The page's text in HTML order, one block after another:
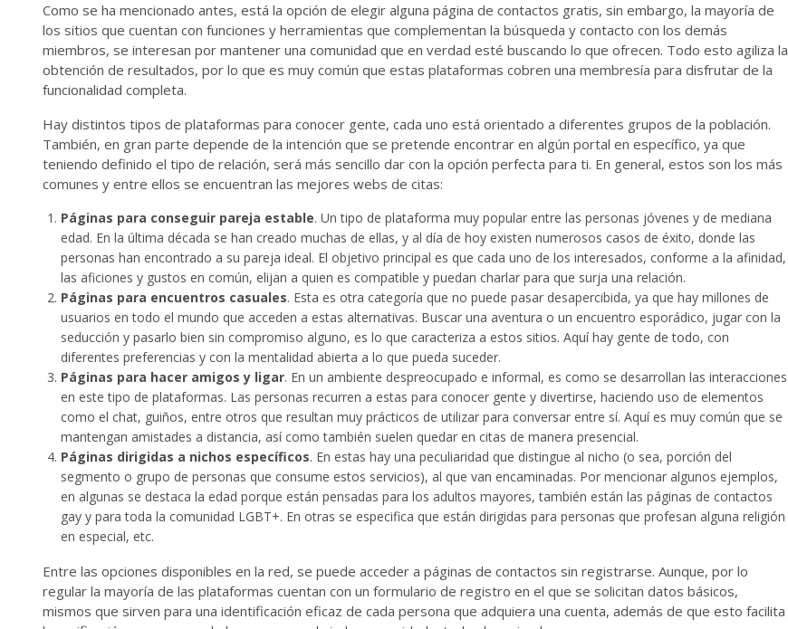
Como se ha mencionado antes, está la opción de elegir alguna página de contactos gratis, sin embargo, la mayoría de
los sitios que cuentan con funciones y herramientas que complementan la búsqueda y contacto con los demás
miembros, se interesan por mantener una comunidad que en verdad esté buscando lo que ofrecen. Todo esto agiliza la
obtención de resultados, por lo que es muy común que estas plataformas cobren una membresía para disfrutar de la
funcionalidad completa.
Hay distintos tipos de plataformas para conocer gente, cada uno está orientado a diferentes grupos de la población.
También, en gran parte depende de la intención que se pretende encontrar en algún portal en específico, ya que
teniendo definido el tipo de relación, será más sencillo dar con la opción perfecta para ti. En general, estos son los más
comunes y entre ellos se encuentran las mejores webs de citas:
Páginas para conseguir pareja estable. Un tipo de plataforma muy popular entre las personas jóvenes y de mediana
edad. En la última década se han creado muchas de ellas, y al día de hoy existen numerosos casos de éxito, donde las
personas han encontrado a su pareja ideal. El objetivo principal es que cada uno de los interesados, conforme a la afinidad,
las aficiones y gustos en común, elijan a quien es compatible y puedan charlar para que surja una relación.
Páginas para encuentros casuales. Esta es otra categoría que no puede pasar desapercibida, ya que hay millones de
usuarios en todo el mundo que acceden a estas alternativas. Buscar una aventura o un encuentro esporádico, jugar con la
seducción y pasarlo bien sin compromiso alguno, es lo que caracteriza a estos sitios. Aquí hay gente de todo, con
diferentes preferencias y con la mentalidad abierta a lo que pueda suceder.
Páginas para hacer amigos y ligar. En un ambiente despreocupado e informal, es como se desarrollan las interacciones
en este tipo de plataformas. Las personas recurren a estas para conocer gente y divertirse, haciendo uso de elementos
como el chat, guiños, entre otros que resultan muy prácticos de utilizar para conversar entre sí. Aquí es muy común que se
mantengan amistades a distancia, así como también suelen quedar en citas de manera presencial.
Páginas dirigidas a nichos específicos. En estas hay una peculiaridad que distingue al nicho (o sea, porción del
segmento o grupo de personas que consume estos servicios), al que van encaminadas. Por mencionar algunos ejemplos,
en algunas se destaca la edad porque están pensadas para los adultos mayores, también están las páginas de contactos
gay y para toda la comunidad LGBT+. En otras se especifica que están dirigidas para personas que profesan alguna religión
en especial, etc.
Entre las opciones disponibles en la red, se puede acceder a páginas de contactos sin registrarse. Aunque, por lo
regular la mayoría de las plataformas cuentan con un formulario de registro en el que se solicitan datos básicos,
mismos que sirven para una identificación eficaz de cada persona que adquiera una cuenta, además de que esto facilita